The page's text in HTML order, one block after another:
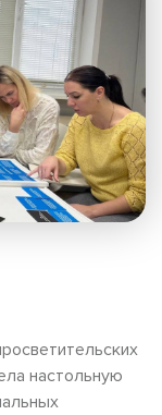
настольную